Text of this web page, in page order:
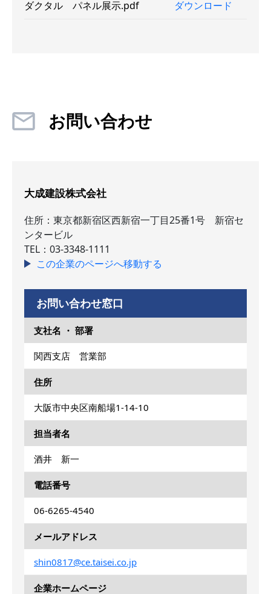
ダクタル パネル展示.pdf ダウンロード
お問い合わせ
大成建設株式会社
住所：東京都新宿区西新宿一丁目25番1号 新宿セ
ンタービル
TEL：03-3348-1111
この企業のページへ移動する
お問い合わせ窓口
支社名 ・ 部署
関西支店 営業部
住所
大阪市中央区南船場1-14-10
担当者名
酒井 新一
電話番号
06-6265-4540
メールアドレス
shin0817@ce.taisei.co.jp
企業ホームページ